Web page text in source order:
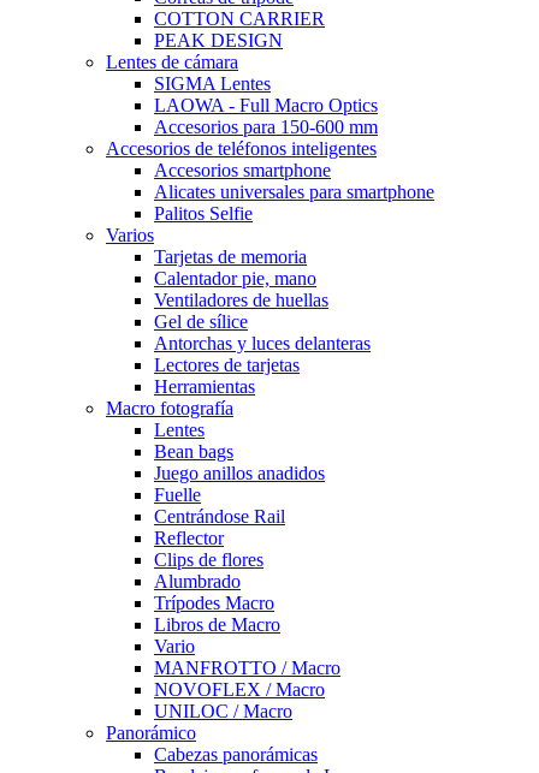
COTTON CARRIER
PEAK DESIGN
Lentes de cámara
SIGMA Lentes
LAOWA - Full Macro Optics
Accesorios para 150-600 mm
Accesorios de teléfonos inteligentes
Accesorios smartphone
Alicates universales para smartphone
Palitos Selfie
Varios
Tarjetas de memoria
Calentador pie, mano
Ventiladores de huellas
Gel de sílice
Antorchas y luces delanteras
Lectores de tarjetas
Herramientas
Macro fotografía
Lentes
Bean bags
Juego anillos anadidos
Fuelle
Centrándose Rail
Reflector
Clips de flores
Alumbrado
Trípodes Macro
Libros de Macro
Vario
MANFROTTO / Macro
NOVOFLEX / Macro
UNILOC / Macro
Panorámico
Cabezas panorámicas